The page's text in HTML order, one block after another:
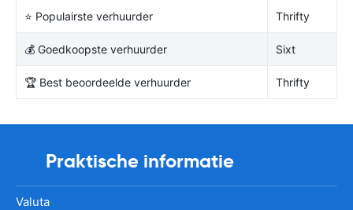
⭐ Populairste verhuurder Thrifty
💰 Goedkoopste verhuurder Sixt
🏆 Best beoordeelde verhuurder Thrifty
Praktische informatie
Valuta